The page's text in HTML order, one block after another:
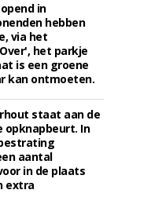
in
hebben
via het
het parkje
is een groene
kan ontmoeten.
staat aan de
opknapbeurt. In
aantal
in de plaats
extra